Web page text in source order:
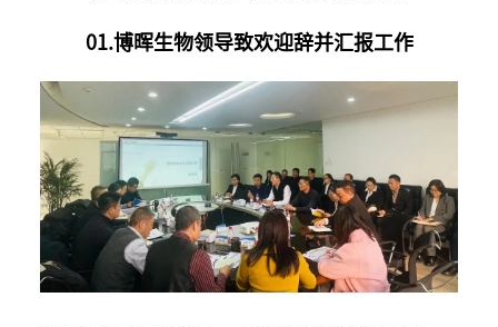
01.博晖生物领导致欢迎辞并汇报工作